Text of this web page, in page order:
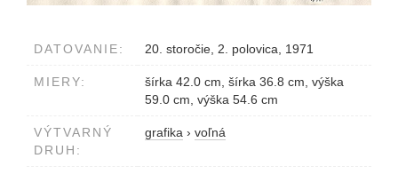
DATOVANIE: 20. storočie, 2. polovica, 1971
MIERY:
šírka 42.0 cm, šírka 36.8 cm, výška
59.0 cm, výška 54.6 cm
VÝTVARNÝ
DRUH:
grafika › voľná